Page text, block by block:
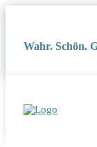
Wahr. Schön.